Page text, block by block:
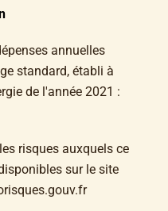
annuelles
standard, établi à
de l'année 2021 :
risques auxquels ce
sur le site